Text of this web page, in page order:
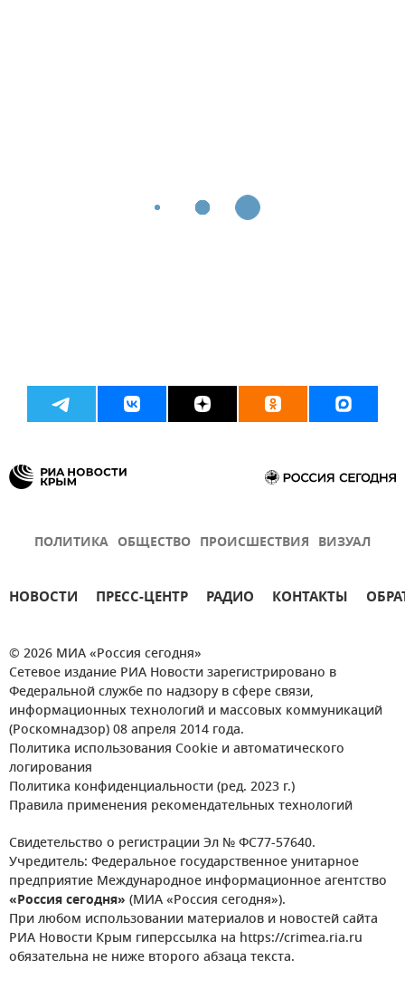
ПОЛИТИКА ОБЩЕСТВО ПРОИСШЕСТВИЯ ВИЗУАЛ
НОВОСТИ ПРЕСС-ЦЕНТР РАДИО КОНТАКТЫ
© 2026 МИА «Россия сегодня»
Сетевое издание РИА Новости зарегистрировано в
Федеральной службе по надзору в сфере связи,
информационных технологий и массовых коммуникаций
(Роскомнадзор) 08 апреля 2014 года.
Политика использования Cookie и автоматического
логирования
Политика конфиденциальности (ред. 2023 г.)
Правила применения рекомендательных технологий
Свидетельство о регистрации Эл № ФС77-57640.
Учредитель: Федеральное государственное унитарное
предприятие Международное информационное агентство
«Россия сегодня» (МИА «Россия сегодня»).
При любом использовании материалов и новостей сайта
РИА Новости Крым гиперссылка на https://crimea.ria.ru
обязательна не ниже второго абзаца текста.